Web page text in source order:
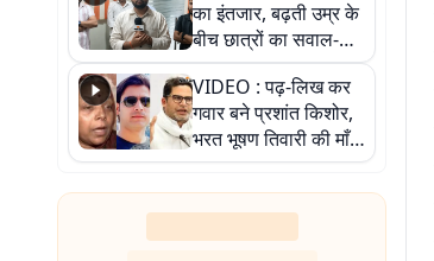
का इंतजार, बढ़ती उम्र के
बीच छात्रों का सवाल-
आखिर कब आएगी बहाली?
देखें वीडियो
VIDEO : पढ़-लिख कर
गवार बने प्रशांत किशोर,
भरत भूषण तिवारी की माँ ने
कहा नहीं थी उम्मीद, बेटा
था तो किसी को बोलने की
नहीं थी हिम्मत